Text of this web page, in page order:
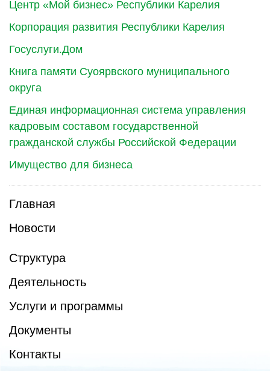
Центр «Мой бизнес» Республики Карелия
Корпорация развития Республики Карелия
Госуслуги.Дом
Книга памяти Суоярвского муниципального
округа
Единая информационная система управления
кадровым составом государственной
гражданской службы Российской Федерации
Имущество для бизнеса
Главная
Новости
Структура
Деятельность
Услуги и программы
Документы
Контакты